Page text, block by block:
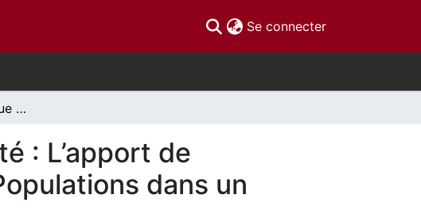
Se connecter(current)
Changement Climatique et Iniquités en Santé : L’apport de L’approche Interventionnelle en Santé des Populations dans un Contexte Québécois
: L’apport de
dans un